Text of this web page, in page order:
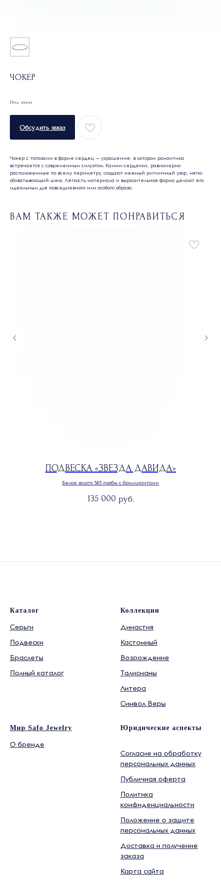
ЧОКЕР
Обсудить заказ
Чокер с топазами в форме сердец — украшение, в котором романтика
встречается с современным силуэтом. Камни-сердечки, равномерно
расположенные по всему периметру, создают нежный ритмичный узор, мягко
обхватывающий шею. Лёгкость материала и выразительная форма делают его
идеальным для повседневного или особого образа.
ВАМ ТАКЖЕ МОЖЕТ ПОНРАВИТЬСЯ
ПОДВЕСКА «ЗВЕЗДА ДАВИДА»
Белое золото 585 пробы с бриллиантами
135 000 руб.
Каталог
Серьги
Подвески
Браслеты
Полный каталог
Коллекции
Династия
Кастомный
Возрождение
Талисманы
Литера
Символ Веры
Мир Safo Jewelry
О бренде
Юридические аспекты
Согласие на обработку
персональных данных
Публичная оферта
Политика
конфиденциальности
Положение о защите
персональных данных
Доставка и получение
заказа
Карта сайта